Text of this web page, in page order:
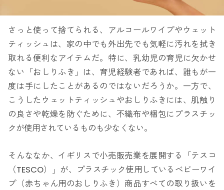
さっと使って捨てられる、アルコールワイプやウェット
ティッシュは、家の中でも外出先でも気軽に汚れを拭き
取れる便利なアイテムだ。特に、乳幼児の育児に欠かせ
ない「おしりふき」は、育児経験者であれば、誰もが一
度は手にしたことがあるのではないだろうか。一方で、
こうしたウェットティッシュやおしりふきには、肌触り
の良さや乾燥を防ぐために、不織布や梱包にプラスチッ
クが使用されているものも少なくない。
そんななか、イギリスで小売販売業を展開する「テスコ
（TESCO）」が、プラスチック使用しているベビーワイ
プ（赤ちゃん用のおしりふき）商品すべての取り扱いを